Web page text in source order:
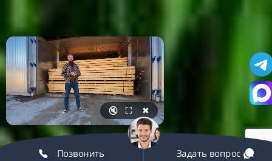
🔇 ⛶ ✖
Позвонить Задать вопрос